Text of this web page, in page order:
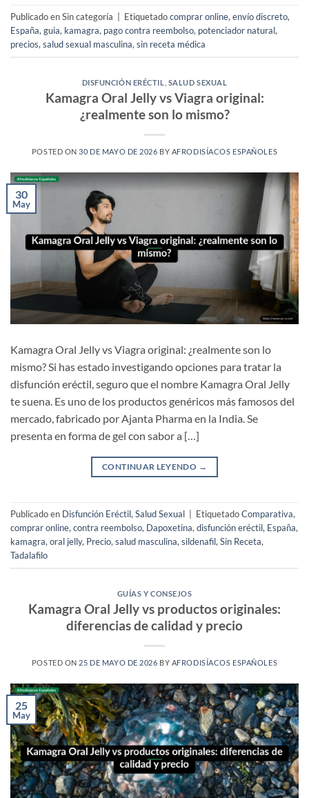
Publicado en Sin categoría Etiquetadocomprar online, envío discreto,
España, guia, kamagra, pago contra reembolso, potenciador natural,
precios, salud sexual masculina, sin receta médica
DISFUNCIÓN ERÉCTIL SALUD SEXUAL
Kamagra Oral Jelly vs Viagra original:
¿realmente son lo mismo?
POSTED ON30 DE MAYO DE 2026 BY AFRODISÍACOS ESPAÑOLES
30
May
Kamagra Oral Jelly vs Viagra original: ¿realmente son lo
mismo? Si has estado investigando opciones para tratar la
disfunción eréctil, seguro que el nombre Kamagra Oral Jelly
te suena. Es uno de los productos genéricos más famosos del
mercado, fabricado por Ajanta Pharma en la India. Se
presenta en forma de gel con sabor a […]
CONTINUAR LEYENDO →
Publicado en Disfunción Eréctil,Salud Sexual EtiquetadoComparativa,
comprar online,contra reembolso, Dapoxetina,disfunción eréctil, España,
kamagra,oral jelly, Precio,salud masculina,sildenafil,Sin Receta,
Tadalafilo
GUÍAS Y CONSEJOS
Kamagra Oral Jelly vs productos originales:
diferencias de calidad y precio
POSTED ON 25 DE MAYO DE 2026 BY AFRODISÍACOS ESPAÑOLES
25
May